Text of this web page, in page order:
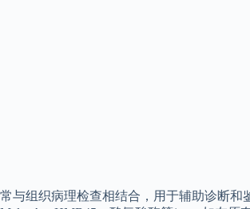
常与组织病理检查相结合，用于辅助诊断和